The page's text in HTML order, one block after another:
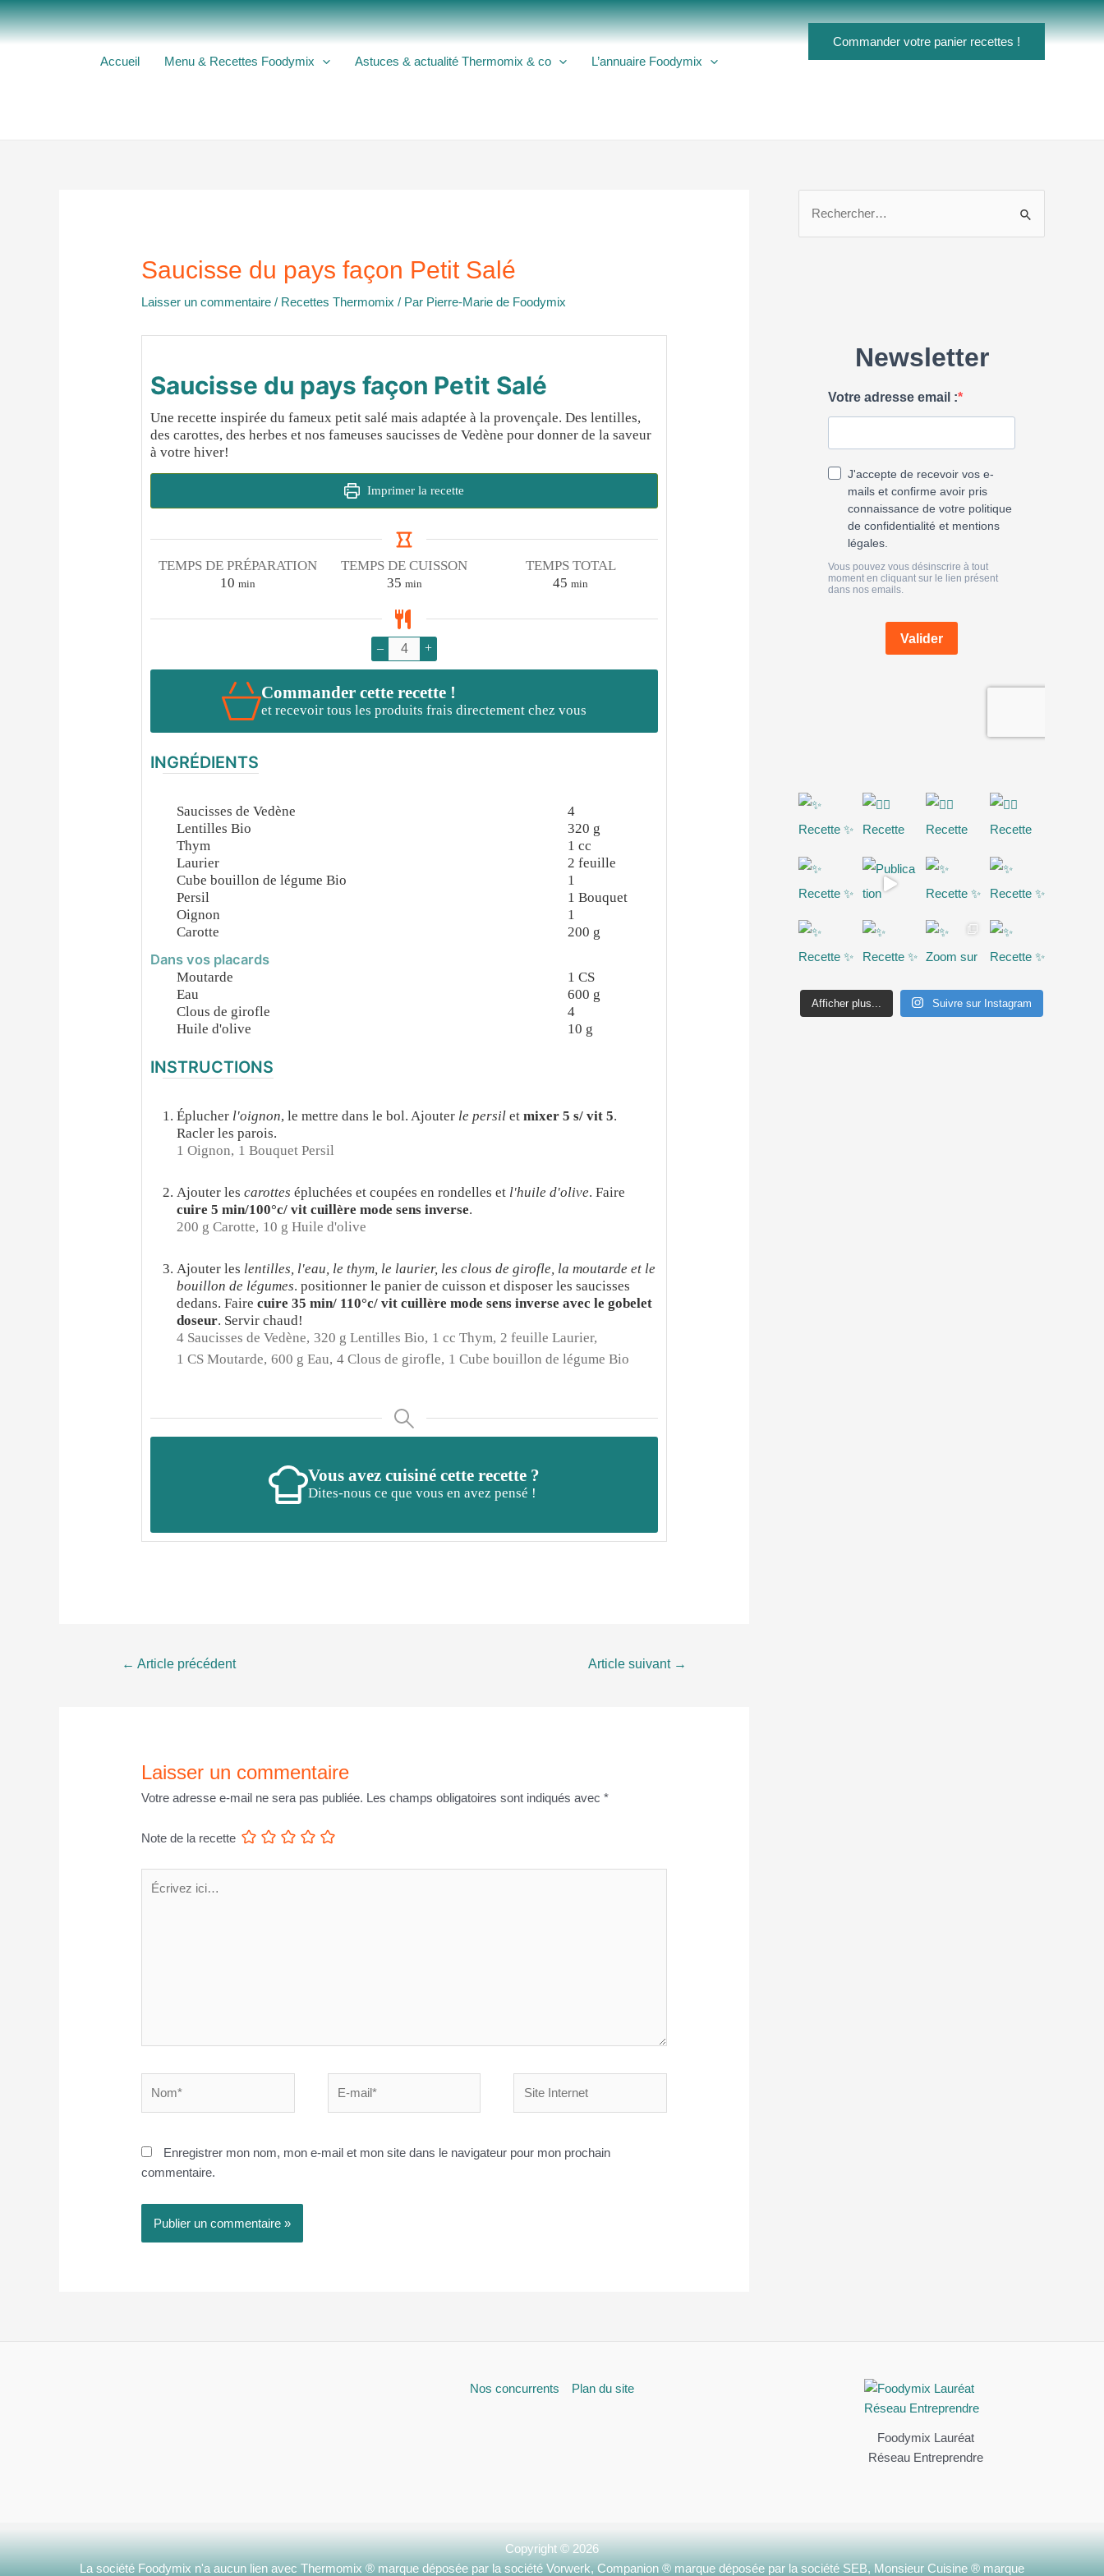
Aller
au
Accueil
Menu & Recettes Foodymix Astuces & actualité Thermomix & co L’annuaire Foodymix
Commander votre panier recettes !
Saucisse du pays façon Petit Salé
Laisser un commentaire / Recettes Thermomix / Par Pierre-Marie de Foodymix
Saucisse du pays façon Petit Salé
Une recette inspirée du fameux petit salé mais adaptée à la provençale. Des lentilles,
des carottes, des herbes et nos fameuses saucisses de Vedène pour donner de la saveur
à votre hiver!
Imprimer la recette
TEMPS DE PRÉPARATION
10minutes
min
TEMPS DE CUISSON
35minutes
min
TEMPS TOTAL
45 minutes
min
– +
Commander cette recette !
et recevoir tous les produits frais directement chez vous
INGRÉDIENTS
Saucisses de Vedène
4
Lentilles Bio
320 g
Thym
1 cc
Laurier
2 feuille
Cube bouillon de légume Bio
1
Persil
1 Bouquet
Oignon
1
Carotte
200 g
Dans vos placards
Moutarde 1 CS
Eau
600 g
Clous de girofle
4
Huile d'olive
10 g
INSTRUCTIONS
Éplucher l'oignon, le mettre dans le bol. Ajouter le persiletmixer 5 s/ vit 5.
Racler les parois.
1 Oignon, 1 Bouquet Persil
Ajouter lescarottesépluchées et coupées en rondelles et l'huile d'olive. Faire
cuire 5 min/100°c/ vit cuillère mode sens inverse.
200 g Carotte, 10 g Huile d'olive
Ajouter les lentilles, l'eau, le thym, le laurier, les clous de girofle, la moutarde et le
bouillon de légumes. positionner le panier de cuisson et disposer les saucisses
dedans. Fairecuire 35 min/ 110°c/ vit cuillère mode sens inverse avec le gobelet
doseur. Servir chaud!
4 Saucisses de Vedène, 320 g Lentilles Bio, 1 cc Thym, 2 feuille Laurier,
1 CS Moutarde, 600 g Eau, 4 Clous de girofle, 1 Cube bouillon de légume Bio
Vous avez cuisiné cette recette ?
Dites-nous ce que vous en avez pensé !
Navigation
← Article précédent Article suivant →
Laisser un commentaire
Votre adresse e-mail ne sera pas publiée. Les champs obligatoires sont indiqués avec*
Note de la recette
ici…
mail*
Internet
Enregistrer mon nom, mon e-mail et mon site dans le navigateur pour mon prochain
commentaire.
Afficher plus... Suivre sur Instagram
Nos concurrents Plan du site
Foodymix Lauréat
Réseau Entreprendre
Copyright © 2026
La société Foodymix n'a aucun lien avec Thermomix ® marque déposée par la société Vorwerk, Companion ® marque déposée par la société SEB, Monsieur Cuisine ® marque